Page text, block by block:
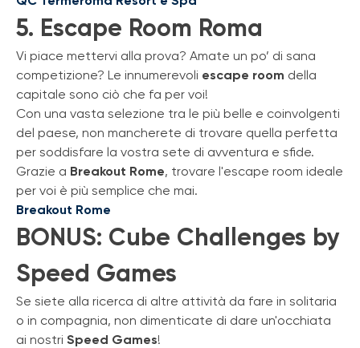
5. Escape Room Roma
Vi piace mettervi alla prova? Amate un po’ di sana
competizione? Le innumerevoli escape room della
capitale sono ciò che fa per voi!
Con una vasta selezione tra le più belle e coinvolgenti
del paese, non mancherete di trovare quella perfetta
per soddisfare la vostra sete di avventura e sfide.
Grazie a Breakout Rome, trovare l'escape room ideale
per voi è più semplice che mai.
Breakout Rome
BONUS: Cube Challenges by
Speed Games
Se siete alla ricerca di altre attività da fare in solitaria
o in compagnia, non dimenticate di dare un'occhiata
ai nostri Speed Games!